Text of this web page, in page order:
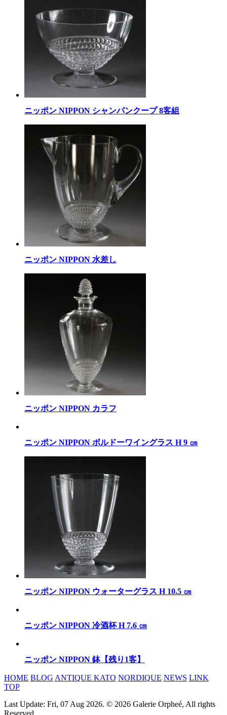
ニッポン NIPPON シャンパンクープ 8客組
ニッポン NIPPON 水差し
ニッポン NIPPON カラフ
ニッポン NIPPON ボルドーワイングラス H 9 ㎝
ニッポン NIPPON ウォーターグラス H 10.5 ㎝
ニッポン NIPPON 冷酒杯 H 7.6 ㎝
ニッポン NIPPON 鉢【残り1客】
HOME BLOG ANTIQUE KATO NORDIQUE NEWS LINK
TOP
Last Update: Fri, 07 Aug 2026. © 2026 Galerie Orpheé, All rights
Reserved.